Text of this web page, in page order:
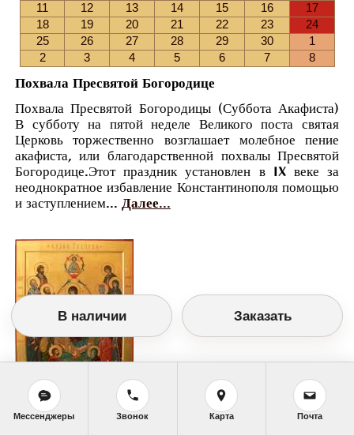
11
12 13 14 15 16
17
18
19 20 21 22 23
24
25
26 27 28 29 30
1
2
3 4 5 6 7 8
Похвала Пресвятой Богородице
Похвала Пресвятой Богородицы (Суббота Акафиста)
В субботу на пятой неделе Великого поста святая
Церковь торжественно возглашает молебное пение
акафиста, или благодарственной похвалы Пресвятой
Богородице.Этот праздник установлен в IX веке за
неоднократное избавление Константинополя помощью
и заступлением... Далее...
Православный календарь
В наличии Заказать
Мессенджеры Звонок Карта Почта